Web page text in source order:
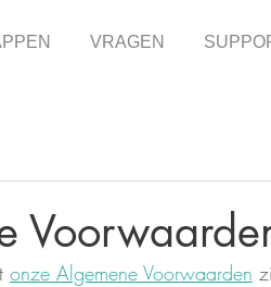
VRAGEN
onze Algemene Voorwaarden